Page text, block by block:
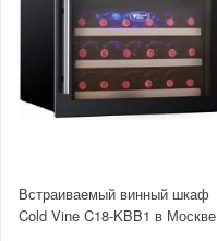
Встраиваемый винный шкаф
Cold Vine C18-KBB1 в Москве